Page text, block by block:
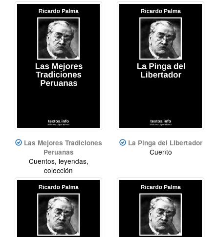
Las Mejores Tradiciones
Peruanas
Cuentos, leyendas,
colección
La Pinga del Libertador
Cuento